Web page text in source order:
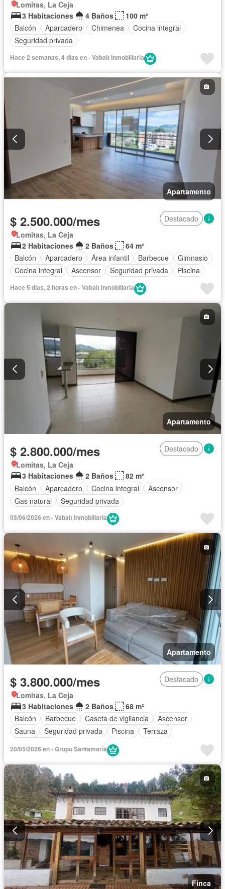
Lomitas, La Ceja
3 Habitaciones
4 Baños
100 m²
Balcón
Aparcadero Chimenea
Cocina integral
Seguridad privada
Hace 2 semanas, 4 días en - Vabait Inmobiliaria
Apartamento
$ 2.500.000/mes
Destacado
Lomitas, La Ceja
2 Habitaciones
2 Baños
64 m²
Balcón
Aparcadero Área infantil Barbecue
Gimnasio
Cocina integral
Ascensor Seguridad privada Piscina
Hace 5 días, 2 horas en - Vabait Inmobiliaria
Apartamento
$ 2.800.000/mes
Destacado
Lomitas, La Ceja
3 Habitaciones
2 Baños
82 m²
Balcón
Aparcadero Cocina integral
Ascensor
Gas natural
Seguridad privada
03/06/2026 en - Vabait Inmobiliaria
Apartamento
$ 3.800.000/mes
Destacado
Lomitas, La Ceja
3 Habitaciones
2 Baños
68 m²
Balcón
Barbecue Caseta de vigilancia
Ascensor
Sauna
Seguridad privada Piscina
Terraza
20/05/2026 en - Grupo Santamaría
Finca